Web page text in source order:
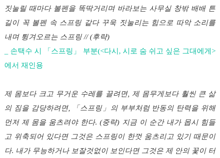
짓눌릴 때마다 볼펜을 똑딱거리며 바라보는 사무실 창밖 배배 튼
길이 꼭 볼펜 속 스프링 같다 꾸욱 짓눌리는 힘으로 따악 소리를
내며 튕겨오르는 스프링 // (후략)
_ 손택수 시 「스프링」 부분(<다시, 시로 숨 쉬고 싶은 그대에게>
에서 재인용
제 몸보다 크고 무거운 수레를 끌려면, 제 몸무게보다 훨씬 큰 삶
의 짐을 감당하려면, 「스프링」의 부부처럼 반동의 탄력을 위해
먼저 제 몸을 움츠려야 한다. (중략) 지금 이 순간 내가 몹시 힘들
고 위축되어 있다면 그것은 스프링이 한껏 움츠리고 있기 때문이
다. 내가 무능하거나 보잘것없이 보인다면 그것은 제 안의 꽃이 터